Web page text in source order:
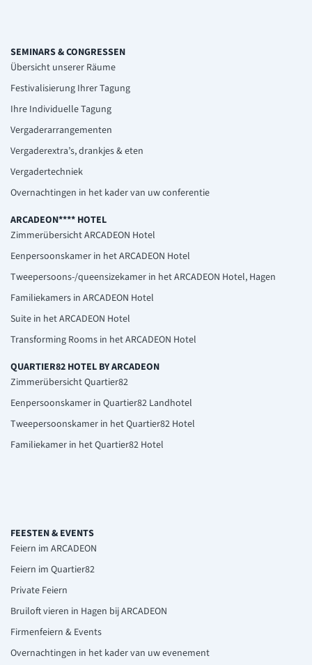
SEMINARS & CONGRESSEN
Übersicht unserer Räume
Festivalisierung Ihrer Tagung
Ihre Individuelle Tagung
Vergaderarrangementen
Vergaderextra’s, drankjes & eten
Vergadertechniek
Overnachtingen in het kader van uw conferentie
ARCADEON**** HOTEL
Zimmerübersicht ARCADEON Hotel
Eenpersoonskamer in het ARCADEON Hotel
Tweepersoons-/queensizekamer in het ARCADEON Hotel, Hagen
Familiekamers in ARCADEON Hotel
Suite in het ARCADEON Hotel
Transforming Rooms in het ARCADEON Hotel
QUARTIER82 HOTEL BY ARCADEON
Zimmerübersicht Quartier82
Eenpersoonskamer in Quartier82 Landhotel
Tweepersoonskamer in het Quartier82 Hotel
Familiekamer in het Quartier82 Hotel
FEESTEN & EVENTS
Feiern im ARCADEON
Feiern im Quartier82
Private Feiern
Bruiloft vieren in Hagen bij ARCADEON
Firmenfeiern & Events
Overnachtingen in het kader van uw evenement